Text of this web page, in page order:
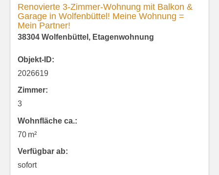
Renovierte 3-Zimmer-Wohnung mit Balkon &
Garage in Wolfenbüttel! Meine Wohnung =
Mein Partner!
38304 Wolfenbüttel, Etagenwohnung
Objekt-ID:
2026619
Zimmer:
3
Wohnfläche ca.:
70 m²
Verfügbar ab:
sofort